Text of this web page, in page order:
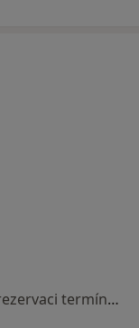
Tento specialista nenabízí online rezervaci termínu na této adrese.